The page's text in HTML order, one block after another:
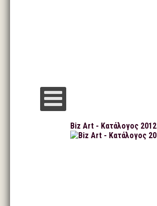
Biz Art - Κατάλογος 2012